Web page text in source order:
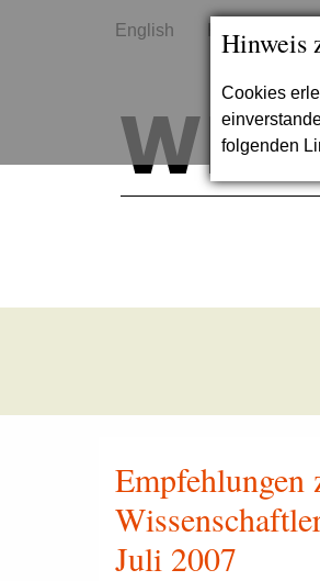
Hinweis
Cookies
folgenden
English
Empfehlungen
Juli 2007